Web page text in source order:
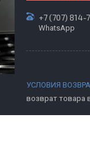
+7 (707) 814-
WhatsApp
возврат товара